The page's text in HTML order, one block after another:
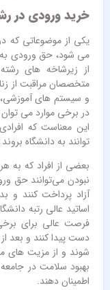
خرید ورودی در
یکی از موضوعاتی که
می شود، حق ورودی به
از زیرشاخه های
متخصصان مراقبت از
و سیستم های
در برخی موارد می
این معناست که
توانند به دانشگاه
بعضی از افراد که به
نبودن می‌توانند حق
آزاد پرداخت کنند و
اساتید عالی رتبه
فرصت عالی برای
دست پیدا کنند و بعد
شوند و از مزیت های
بهبود سلامت در جامعه
اطمینان دهند.